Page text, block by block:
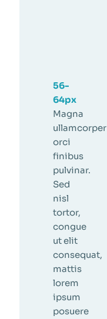
56-
64px
Magna
ullamcorper
orci
finibus
pulvinar.
Sed
nisl
tortor,
congue
ut elit
consequat,
mattis
lorem
ipsum
posuere